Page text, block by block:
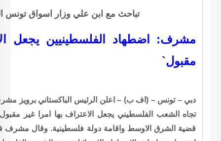
اسواق تونس القديمة ومسجد الزيتونة
يجعل الاعتراف باسرائيل `امرا غير
برويز مشرف بان استمرار سياسة الاضطهاد الاسرائيلية
بها امرا غير مقبول، مؤكدا ان الاعتراف باسرائيل مرتبط بحل
وقال مشرف في حديث لصحيفة الخليج الاماراتية امس ان